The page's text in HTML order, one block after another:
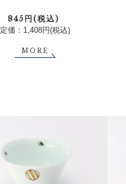
845円(税込)
定価：1,408円(税込)
MORE